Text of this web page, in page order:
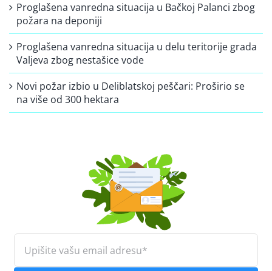
Proglašena vanredna situacija u Bačkoj Palanci zbog
požara na deponiji
Proglašena vanredna situacija u delu teritorije grada
Valjeva zbog nestašice vode
Novi požar izbio u Deliblatskoj peščari: Proširio se
na više od 300 hektara